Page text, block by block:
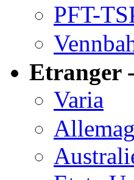
PFT-
Etranger
Varia